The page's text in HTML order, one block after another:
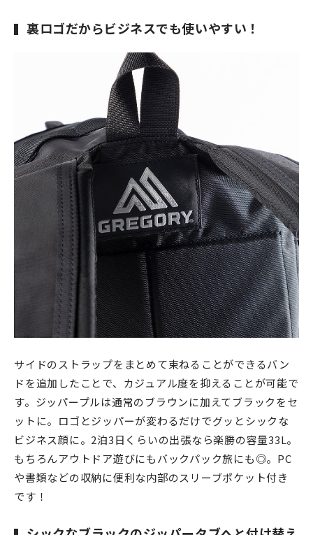
裏ロゴだからビジネスでも使いやすい！
サイドのストラップをまとめて束ねることができるバン
ドを追加したことで、カジュアル度を抑えることが可能で
す。ジッパープルは通常のブラウンに加えてブラックをセ
ットに。ロゴとジッパーが変わるだけでグッとシックな
ビジネス顔に。2泊3日くらいの出張なら楽勝の容量33L。
もちろんアウトドア遊びにもバックパック旅にも◎。PC
や書類などの収納に便利な内部のスリーブポケット付き
です！